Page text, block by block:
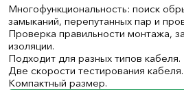
Многофункциональность: поиск
замыканий, перепутанных пар и
Проверка правильности монтажа,
изоляции.
Подходит для разных типов кабеля.
Две скорости тестирования кабеля.
Компактный размер.